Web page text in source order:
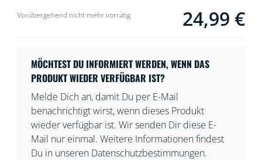
mit der WiZ App oder per Sprachsteuerung dimmbar.
Vorübergehend nicht mehr vorrätig Current price is
24,99 €
MÖCHTEST DU INFORMIERT WERDEN, WENN DAS
PRODUKT WIEDER VERFÜGBAR IST?
Melde Dich an, damit Du per E-Mail
benachrichtigt wirst, wenn dieses Produkt
wieder verfügbar ist. Wir senden Dir diese E-
Mail nur einmal. Weitere Informationen findest
Du in unseren Datenschutzbestimmungen.